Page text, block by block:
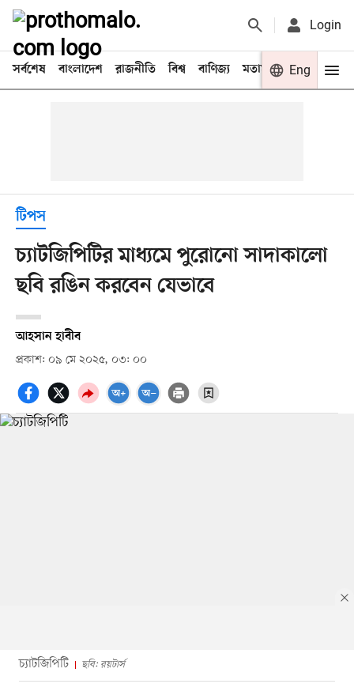
Login
সর্বশেষ বাংলাদেশ রাজনীতি বিশ্ব বাণিজ্য মতামত খেলা
Eng
টিপস
চ্যাটজিপিটির মাধ্যমে পুরোনো সাদাকালো
ছবি রঙিন করবেন যেভাবে
আহসান হাবীব
প্রকাশ: ০৯ মে ২০২৫, ০৩: ০০
চ্যাটজিপিটি ছবি: রয়টার্স